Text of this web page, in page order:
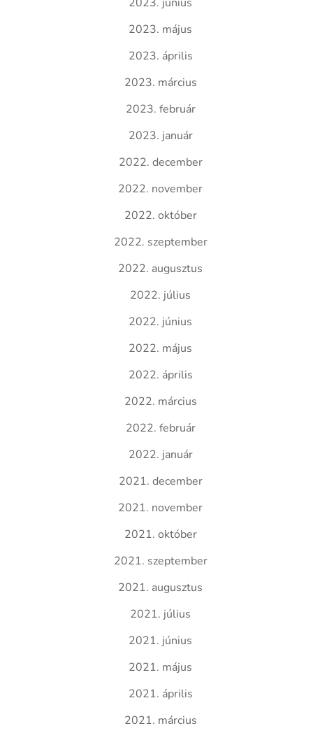
2023. május
2023. április
2023. március
2023. február
2023. január
2022. december
2022. november
2022. október
2022. szeptember
2022. augusztus
2022. július
2022. június
2022. május
2022. április
2022. március
2022. február
2022. január
2021. december
2021. november
2021. október
2021. szeptember
2021. augusztus
2021. július
2021. június
2021. május
2021. április
2021. március